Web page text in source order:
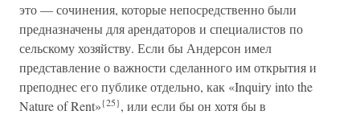
это — сочинения, которые непосредственно были
предназначены для арендаторов и специалистов по
сельскому хозяйству. Если бы Андерсон имел
представление о важности сделанного им открытия и
преподнес его публике отдельно, как «Inquiry into the
Nature of Rent»{25}, или если бы он хотя бы в